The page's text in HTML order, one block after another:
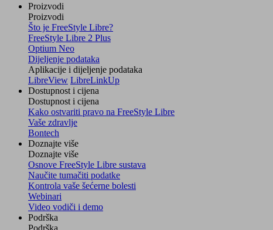
Proizvodi
Proizvodi
Što je FreeStyle Libre?
FreeStyle Libre 2 Plus
Optium Neo
Dijeljenje podataka
Aplikacije i dijeljenje podataka
LibreView LibreLinkUp
Dostupnost i cijena
Dostupnost i cijena
Kako ostvariti pravo na FreeStyle Libre
Vaše zdravlje
Bontech
Doznajte više
Doznajte više
Osnove FreeStyle Libre sustava
Naučite tumačiti podatke
Kontrola vaše šećerne bolesti
Webinari
Video vodiči i demo
Podrška
Podrška